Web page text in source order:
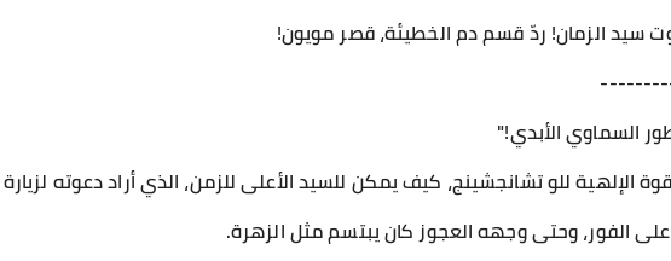
السماوي الأبدي!"
الإلهية للو تشانجشينج، كيف يمكن للسيد الأعلى للزمن، الذي أراد دعوته لزيارة
على الفور، وحتى وجهه العجوز كان يبتسم مثل الزهرة.